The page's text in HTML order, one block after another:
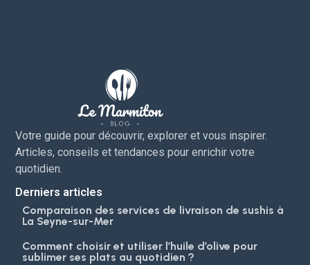
Votre guide pour découvrir, explorer et vous inspirer.
Articles, conseils et tendances pour enrichir votre
quotidien.
Derniers articles
Comparaison des services de livraison de sushis à
La Seyne-sur-Mer
Comment choisir et utiliser l’huile d’olive pour
sublimer ses plats au quotidien ?